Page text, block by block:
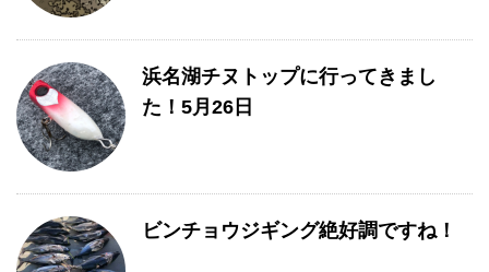
浜名湖チヌトップに行ってきまし
た！5月26日
ビンチョウジギング絶好調ですね！